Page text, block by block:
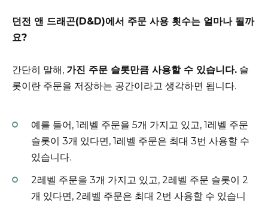
던전 앤 드래곤(D&D)에서 주문 사용 횟수는 얼마나 될까
요?
간단히 말해, 가진 주문 슬롯만큼 사용할 수 있습니다. 슬
롯이란 주문을 저장하는 공간이라고 생각하면 됩니다.
예를 들어, 1레벨 주문을 5개 가지고 있고, 1레벨 주문
슬롯이 3개 있다면, 1레벨 주문은 최대 3번 사용할 수
있습니다.
2레벨 주문을 3개 가지고 있고, 2레벨 주문 슬롯이 2
개 있다면, 2레벨 주문은 최대 2번 사용할 수 있습니